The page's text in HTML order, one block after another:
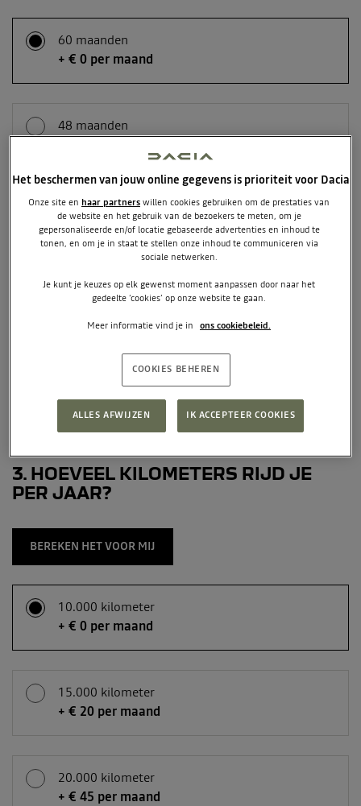
60 maanden
+ € 0 per maand
48 maanden
42 maanden Pseudo-eindheffing actie
+ € 25 per maand
36 maanden
24 maanden
+ € 85 per maand
3 HOEVEEL KILOMETERS RIJD JE
PER JAAR?
BEREKEN HET VOOR MIJ
10.000 kilometer
+ € 0 per maand
15.000 kilometer
+ € 20 per maand
20.000 kilometer
+ € 45 per maand
Het beschermen van jouw online gegevens is prioriteit voor Dacia
Onze site en haar partners willen cookies gebruiken om de prestaties van
de website en het gebruik van de bezoekers te meten, om je
gepersonaliseerde en/of locatie gebaseerde advertenties en inhoud te
tonen, en om je in staat te stellen onze inhoud te communiceren via
sociale netwerken.
Je kunt je keuzes op elk gewenst moment aanpassen door naar het
gedeelte ‘cookies’ op onze website te gaan.
Meer informatie vind je in ons cookiebeleid.
COOKIES BEHEREN
ALLES AFWIJZEN IK ACCEPTEER COOKIES